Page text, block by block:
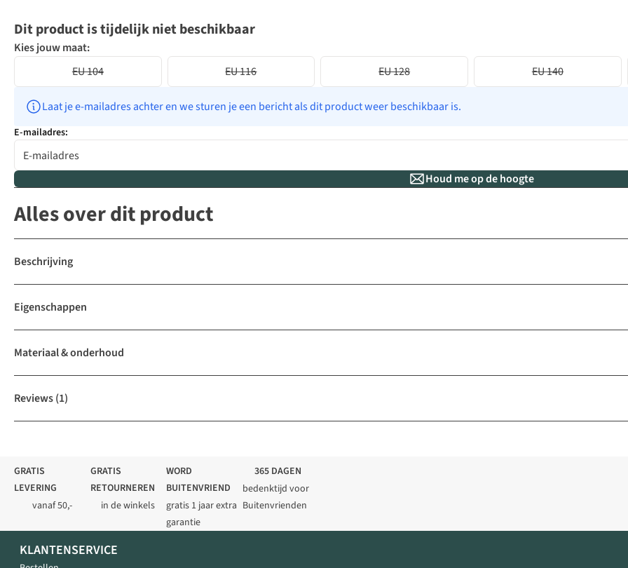
Dit product is tijdelijk niet beschikbaar
Kies jouw maat:
EU 104
EU 116 EU 128 EU 140
Laat je e-mailadres achter en we sturen je een bericht als dit product weer beschikbaar is.
E-mailadres:
Houd me op de hoogte
Alles over dit product
Beschrijving
Eigenschappen
Materiaal & onderhoud
Reviews(1)
GRATIS
LEVERING
vanaf 50,-
GRATIS
RETOURNEREN
in de winkels
WORD
BUITENVRIEND
gratis 1 jaar extra
garantie
365 DAGEN
bedenktijd voor
Buitenvrienden
KLANTENSERVICE